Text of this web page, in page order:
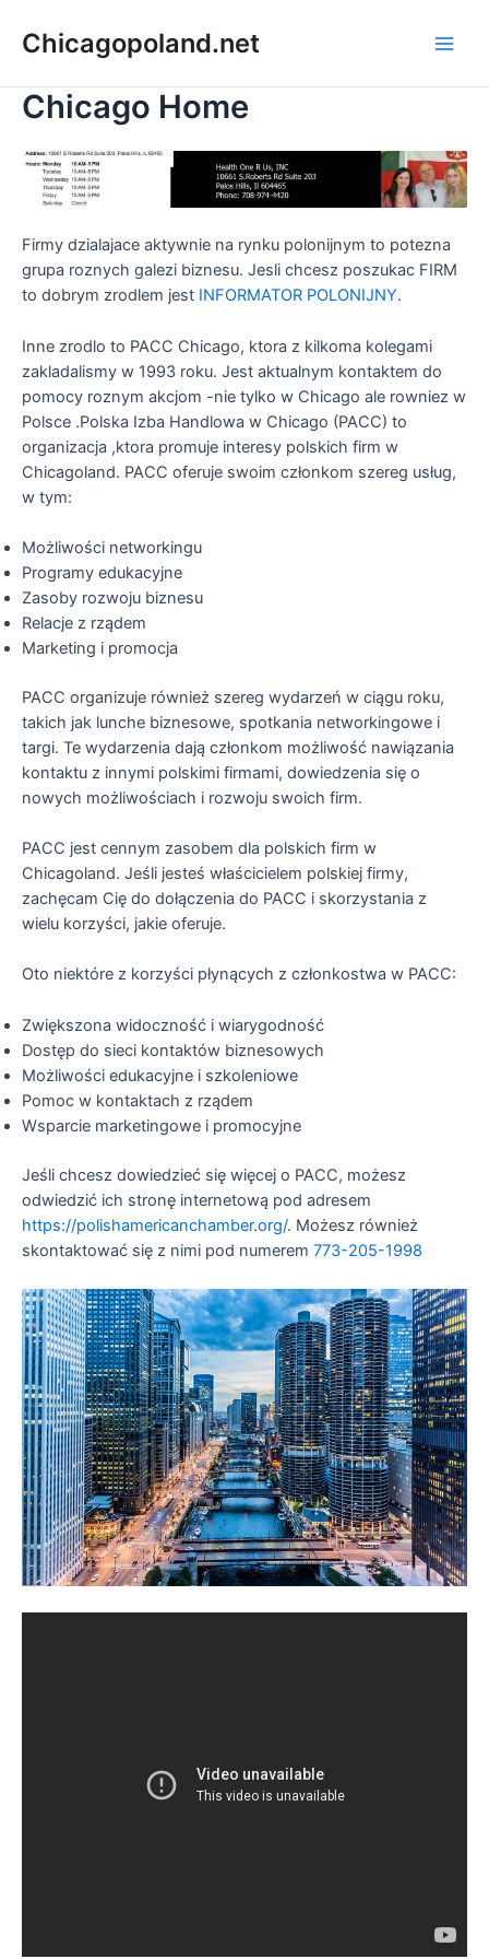
Chicagopoland.net
Chicago Home
Firmy dzialajace aktywnie na rynku polonijnym to potezna
grupa roznych galezi biznesu. Jesli chcesz poszukac FIRM
to dobrym zrodlem jest INFORMATOR POLONIJNY.
Inne zrodlo to PACC Chicago, ktora z kilkoma kolegami
zakladalismy w 1993 roku. Jest aktualnym kontaktem do
pomocy roznym akcjom -nie tylko w Chicago ale rowniez w
Polsce .Polska Izba Handlowa w Chicago (PACC) to
organizacja ,ktora promuje interesy polskich firm w
Chicagoland. PACC oferuje swoim członkom szereg usług,
w tym:
Możliwości networkingu
Programy edukacyjne
Zasoby rozwoju biznesu
Relacje z rządem
Marketing i promocja
PACC organizuje również szereg wydarzeń w ciągu roku,
takich jak lunche biznesowe, spotkania networkingowe i
targi. Te wydarzenia dają członkom możliwość nawiązania
kontaktu z innymi polskimi firmami, dowiedzenia się o
nowych możliwościach i rozwoju swoich firm.
PACC jest cennym zasobem dla polskich firm w
Chicagoland. Jeśli jesteś właścicielem polskiej firmy,
zachęcam Cię do dołączenia do PACC i skorzystania z
wielu korzyści, jakie oferuje.
Oto niektóre z korzyści płynących z członkostwa w PACC:
Zwiększona widoczność i wiarygodność
Dostęp do sieci kontaktów biznesowych
Możliwości edukacyjne i szkoleniowe
Pomoc w kontaktach z rządem
Wsparcie marketingowe i promocyjne
Jeśli chcesz dowiedzieć się więcej o PACC, możesz
odwiedzić ich stronę internetową pod adresem
https://polishamericanchamber.org/. Możesz również
skontaktować się z nimi pod numerem 773-205-1998